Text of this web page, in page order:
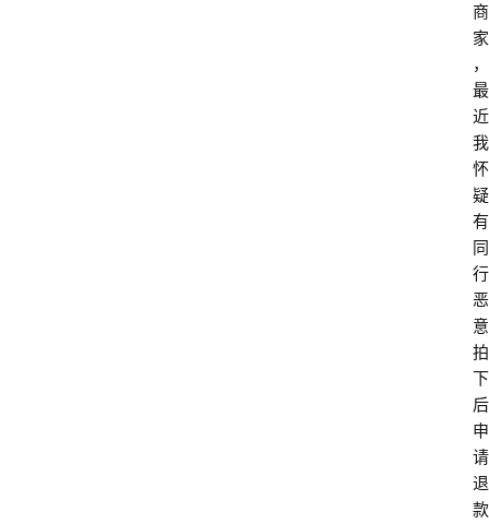
商
家
，
最
近
我
怀
疑
有
同
行
恶
意
拍
下
后
申
请
退
款